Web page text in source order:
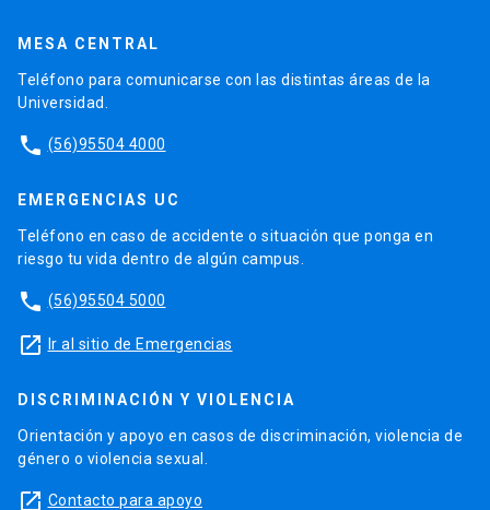
MESA CENTRAL
Teléfono para comunicarse con las distintas áreas de la
Universidad.
phone (56)95504 4000
EMERGENCIAS UC
Teléfono en caso de accidente o situación que ponga en
riesgo tu vida dentro de algún campus.
phone (56)95504 5000
launch Ir al sitio de Emergencias
DISCRIMINACIÓN Y VIOLENCIA
Orientación y apoyo en casos de discriminación, violencia de
género o violencia sexual.
launch Contacto para apoyo